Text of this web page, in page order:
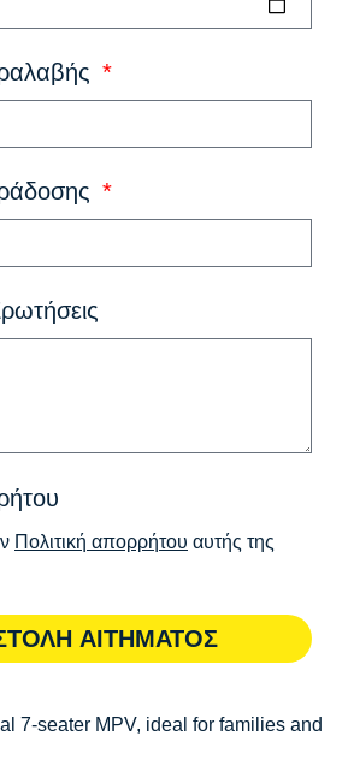
Πολιτική απορρήτου αυτής της
ΑΙΤΗΜΑΤΟΣ
7-seater MPV, ideal for families and